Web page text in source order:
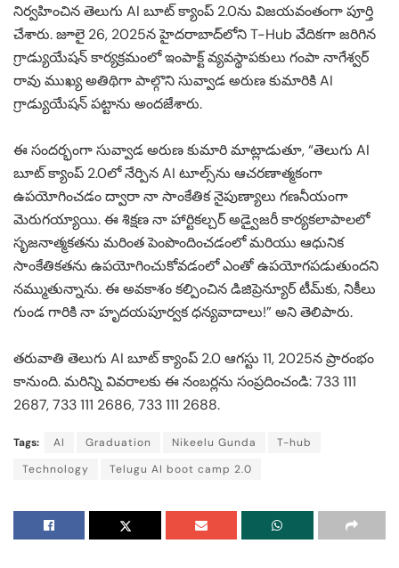
నిర్వహించిన తెలుగు AI బూట్ క్యాంప్ 2.0ను విజయవంతంగా పూర్తి
చేశారు. జూలై 26, 2025న హైదరాబాద్‌లోని T-Hub వేదికగా జరిగిన
గ్రాడ్యుయేషన్ కార్యక్రమంలో ఇంపాక్ట్ వ్యవస్థాపకులు గంపా నాగేశ్వర్
రావు ముఖ్య అతిథిగా పాల్గొని సువ్వాడ అరుణ కుమారికి AI
గ్రాడ్యుయేషన్ పట్టాను అందజేశారు.
ఈ సందర్భంగా సువ్వాడ అరుణ కుమారి మాట్లాడుతూ, “తెలుగు AI
బూట్ క్యాంప్ 2.0లో నేర్పిన AI టూల్స్‌ను ఆచరణాత్మకంగా
ఉపయోగించడం ద్వారా నా సాంకేతిక నైపుణ్యాలు గణనీయంగా
మెరుగయ్యాయి. ఈ శిక్షణ నా హార్టికల్చర్ అడ్వైజరీ కార్యకలాపాలలో
సృజనాత్మకతను మరింత పెంపొందించడంలో మరియు ఆధునిక
సాంకేతికతను ఉపయోగించుకోవడంలో ఎంతో ఉపయోగపడుతుందని
నమ్ముతున్నాను. ఈ అవకాశం కల్పించిన డిజిప్రెన్యూర్ టీమ్‌కు, నికీలు
గుండ గారికి నా హృదయపూర్వక ధన్యవాదాలు!” అని తెలిపారు.
తరువాతి తెలుగు AI బూట్ క్యాంప్ 2.0 ఆగస్టు 11, 2025న ప్రారంభం
కానుంది. మరిన్ని వివరాలకు ఈ నంబర్లను సంప్రదించండి: 733 111
2687, 733 111 2686, 733 111 2688.
Tags: AI Graduation Nikeelu Gunda
T-hub
Technology
Telugu AI boot camp 2.0